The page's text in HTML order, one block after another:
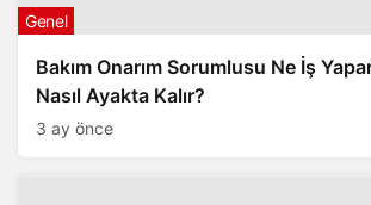
Bakım Onarım Sorumlusu Ne İş
Nasıl Ayakta Kalır?
Genel
3 ay önce